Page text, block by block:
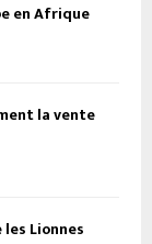
en Afrique
la vente
Lionnes